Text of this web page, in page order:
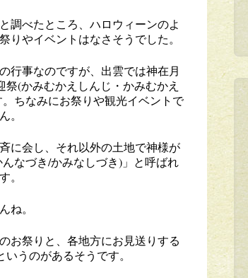
調べたところ、ハロウィーンのよ
りやイベントはなさそうでした。
行事なのですが、出雲では神在月
(かみむかえしんじ・かみむかえ
ちなみにお祭りや観光イベントで
。
に会し、それ以外の土地で神様が
なづき/かみなしづき)」と呼ばれ
。
ね。
お祭りと、各地方にお見送りする
うのがあるそうです。